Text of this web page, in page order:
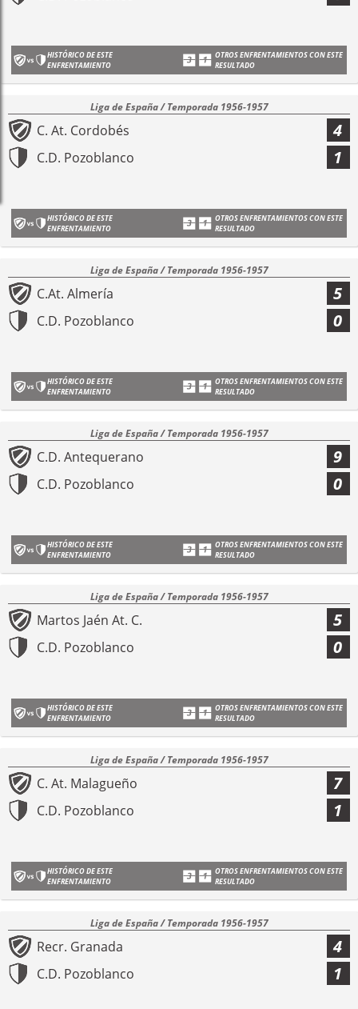
HISTÓRICO DE ESTE
ENFRENTAMIENTO
OTROS ENFRENTAMIENTOS CON ESTE
RESULTADO
Liga de España / Temporada 1956-1957
C. At. Cordobés 4
C.D. Pozoblanco 1
HISTÓRICO DE ESTE
ENFRENTAMIENTO
OTROS ENFRENTAMIENTOS CON ESTE
RESULTADO
Liga de España / Temporada 1956-1957
C.At. Almería 5
C.D. Pozoblanco 0
HISTÓRICO DE ESTE
ENFRENTAMIENTO
OTROS ENFRENTAMIENTOS CON ESTE
RESULTADO
Liga de España / Temporada 1956-1957
C.D. Antequerano 9
C.D. Pozoblanco 0
HISTÓRICO DE ESTE
ENFRENTAMIENTO
OTROS ENFRENTAMIENTOS CON ESTE
RESULTADO
Liga de España / Temporada 1956-1957
Martos Jaén At. C. 5
C.D. Pozoblanco 0
HISTÓRICO DE ESTE
ENFRENTAMIENTO
OTROS ENFRENTAMIENTOS CON ESTE
RESULTADO
Liga de España / Temporada 1956-1957
C. At. Malagueño 7
C.D. Pozoblanco 1
HISTÓRICO DE ESTE
ENFRENTAMIENTO
OTROS ENFRENTAMIENTOS CON ESTE
RESULTADO
Liga de España / Temporada 1956-1957
Recr. Granada 4
C.D. Pozoblanco 1